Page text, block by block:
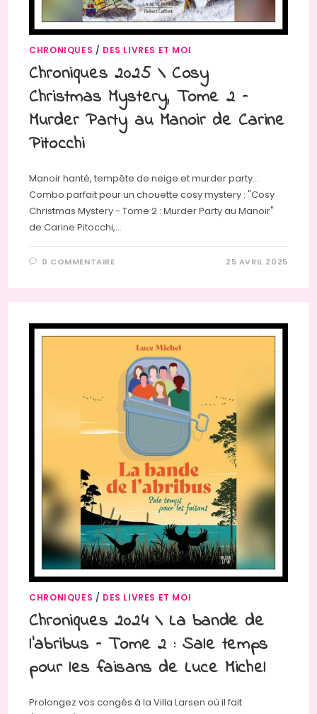
CHRONIQUES / DES LIVRES ET MOI
Chroniques 2025 \ Cosy
Christmas Mystery, Tome 2 –
Murder Party au Manoir de Carine
Pitocchi
Manoir hanté, tempête de neige et murder party…
Combo parfait pour un chouette cosy mystery : "Cosy
Christmas Mystery - Tome 2 : Murder Party au Manoir"
de Carine Pitocchi,…
0 COMMENTAIRE 25 AVRIL 2025
CHRONIQUES / DES LIVRES ET MOI
Chroniques 2024 \ La bande de
l’abribus – Tome 2 : Sale temps
pour les faisans de Luce Michel
Prolongez vos congés à la Villa Larsen où il fait